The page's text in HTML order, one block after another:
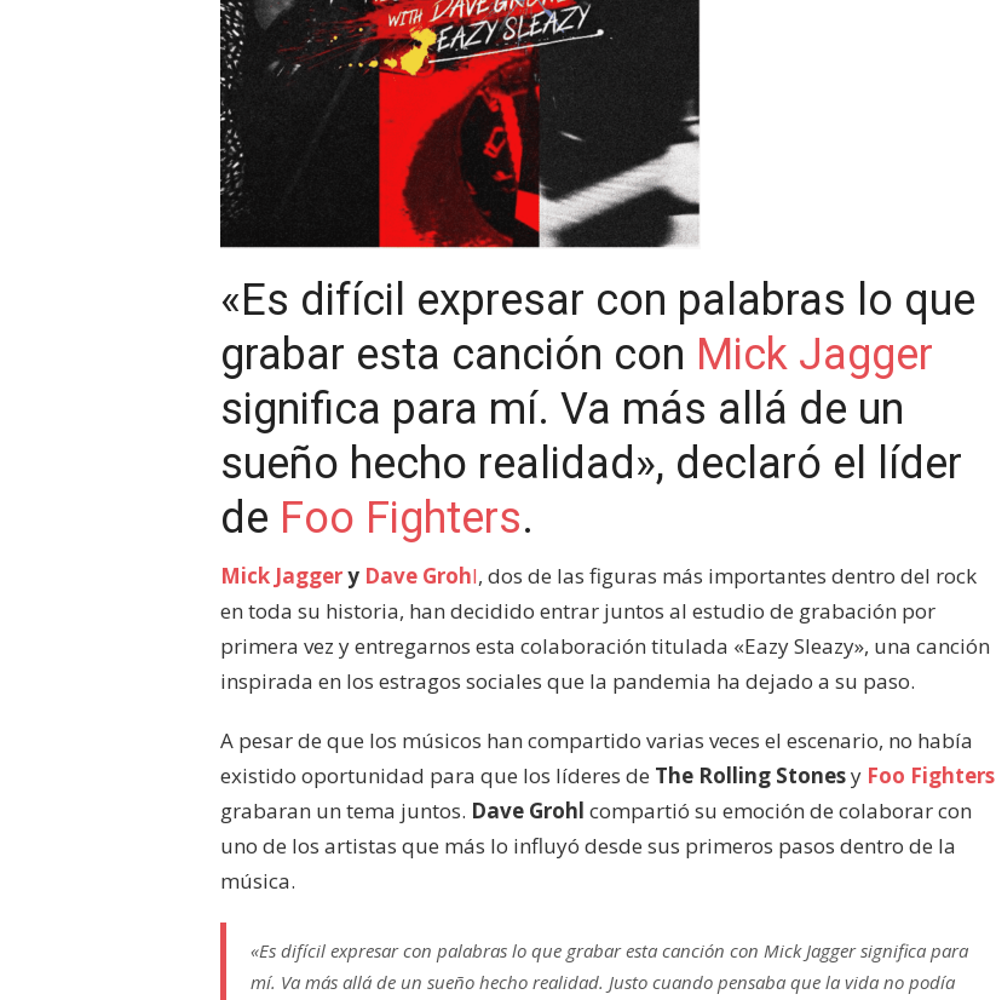
«Es difícil expresar con palabras lo que
grabar esta canción con Mick Jagger
significa para mí. Va más allá de un
sueño hecho realidad», declaró el líder
de Foo Fighters.
Mick Jaggery Dave Grohl, dos de las figuras más importantes dentro del rock
en toda su historia, han decidido entrar juntos al estudio de grabación por
primera vez y entregarnos esta colaboración titulada «Eazy Sleazy», una canción
inspirada en los estragos sociales que la pandemia ha dejado a su paso.
A pesar de que los músicos han compartido varias veces el escenario, no había
existido oportunidad para que los líderes de The Rolling Stonesy Foo Fighters
grabaran un tema juntos. Dave Grohl compartió su emoción de colaborar con
uno de los artistas que más lo influyó desde sus primeros pasos dentro de la
música.
«Es difícil expresar con palabras lo que grabar esta canción con Mick Jagger significa para
mí. Va más allá de un sueño hecho realidad. Justo cuando pensaba que la vida no podía